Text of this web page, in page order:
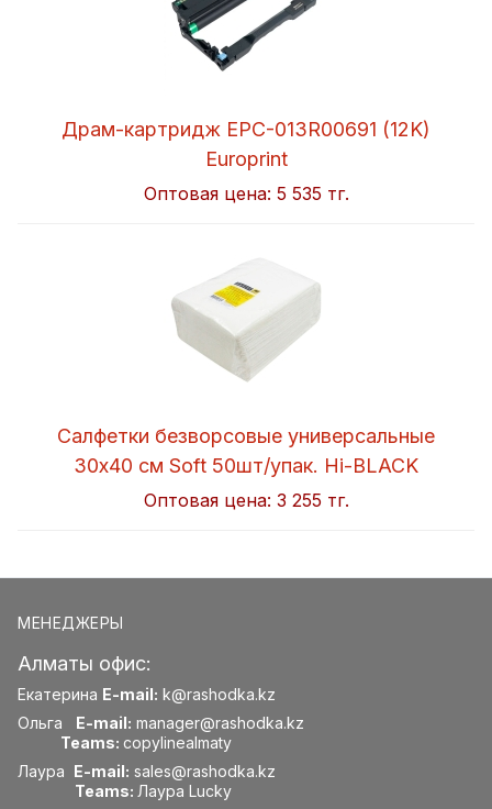
Драм-картридж EPC-013R00691 (12K)
Europrint
Оптовая цена: 5 535 тг.
Салфетки безворсовые универсальные
30x40 см Soft 50шт/упак. Hi-BLACK
Оптовая цена: 3 255 тг.
МЕНЕДЖЕРЫ
Алматы офис:
Екатерина E-mail: k@rashodka.kz
Ольга E-mail: manager@rashodka.kz
Teams: copylinealmaty
Лаура E-mail: sales@rashodka.kz
Teams: Лаура Lucky